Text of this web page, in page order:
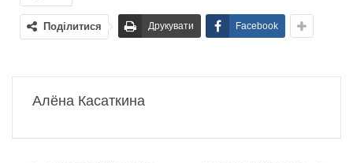
Поділитися Друкувати Facebook
Алёна Касаткина